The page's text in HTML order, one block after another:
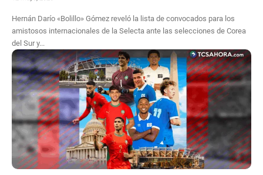
Hernán Darío «Bolillo» Gómez reveló la lista de convocados para los
amistosos internacionales de la Selecta ante las selecciones de Corea
del Sur y...